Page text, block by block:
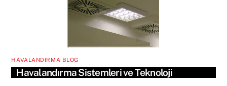
HAVALANDIRMA BLOG
Havalandırma Sistemleri ve Teknoloji